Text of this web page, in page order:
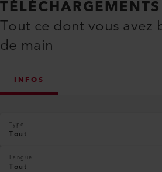
TÉLÉCHARGEMENTS
Tout ce dont vous avez
de main
INFOS
Type
Tout
Langue
Tout